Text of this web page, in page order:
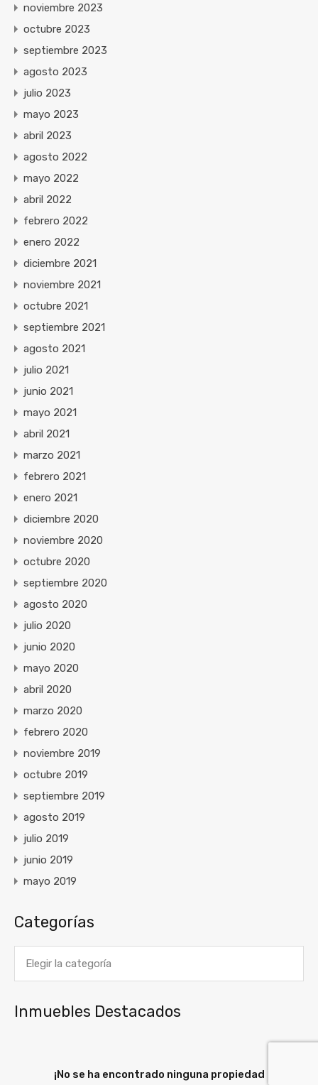
noviembre 2023
octubre 2023
septiembre 2023
agosto 2023
julio 2023
mayo 2023
abril 2023
agosto 2022
mayo 2022
abril 2022
febrero 2022
enero 2022
diciembre 2021
noviembre 2021
octubre 2021
septiembre 2021
agosto 2021
julio 2021
junio 2021
mayo 2021
abril 2021
marzo 2021
febrero 2021
enero 2021
diciembre 2020
noviembre 2020
octubre 2020
septiembre 2020
agosto 2020
julio 2020
junio 2020
mayo 2020
abril 2020
marzo 2020
febrero 2020
noviembre 2019
octubre 2019
septiembre 2019
agosto 2019
julio 2019
junio 2019
mayo 2019
Categorías
Inmuebles Destacados
¡No se ha encontrado ninguna propiedad